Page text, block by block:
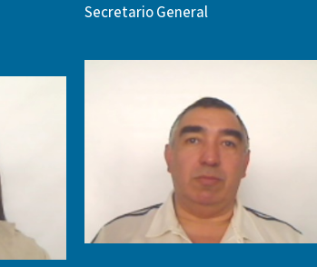
Secretario General